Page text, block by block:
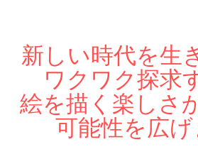
新しい時代を生
ワクワク探求
絵を描く楽しさ
可能性を広げ